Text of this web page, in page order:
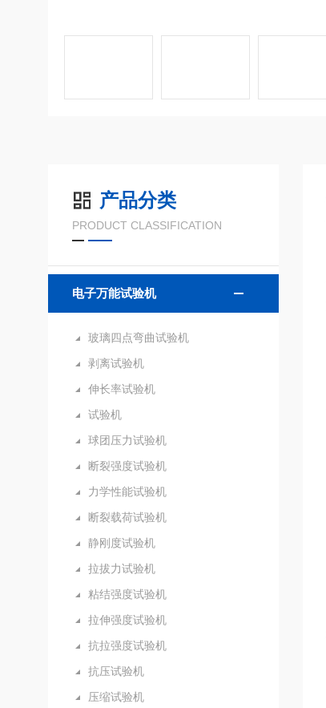
产品分类
PRODUCT CLASSIFICATION
电子万能试验机
玻璃四点弯曲试验机
剥离试验机
伸长率试验机
试验机
球团压力试验机
断裂强度试验机
力学性能试验机
断裂载荷试验机
静刚度试验机
拉拔力试验机
粘结强度试验机
拉伸强度试验机
抗拉强度试验机
抗压试验机
压缩试验机